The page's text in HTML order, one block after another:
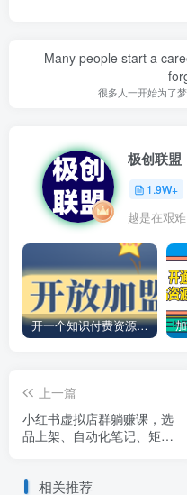
Many people start a
很多人一开始为了
极创联盟
1.9W+
越是在艰
开一个知识付费资源网站，小白也能日入1000+
上一篇
小红书虚拟店群躺赚课，选
品上架、自动化笔记、矩阵
相关推荐